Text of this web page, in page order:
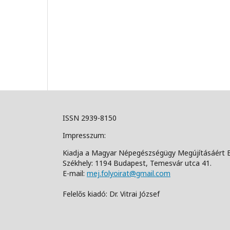
ISSN 2939-8150
Impresszum:
Kiadja a Magyar Népegészségügy Megújításáért
Székhely: 1194 Budapest, Temesvár utca 41.
E-mail: mej.folyoirat@gmail.com
Felelős kiadó: Dr. Vitrai József